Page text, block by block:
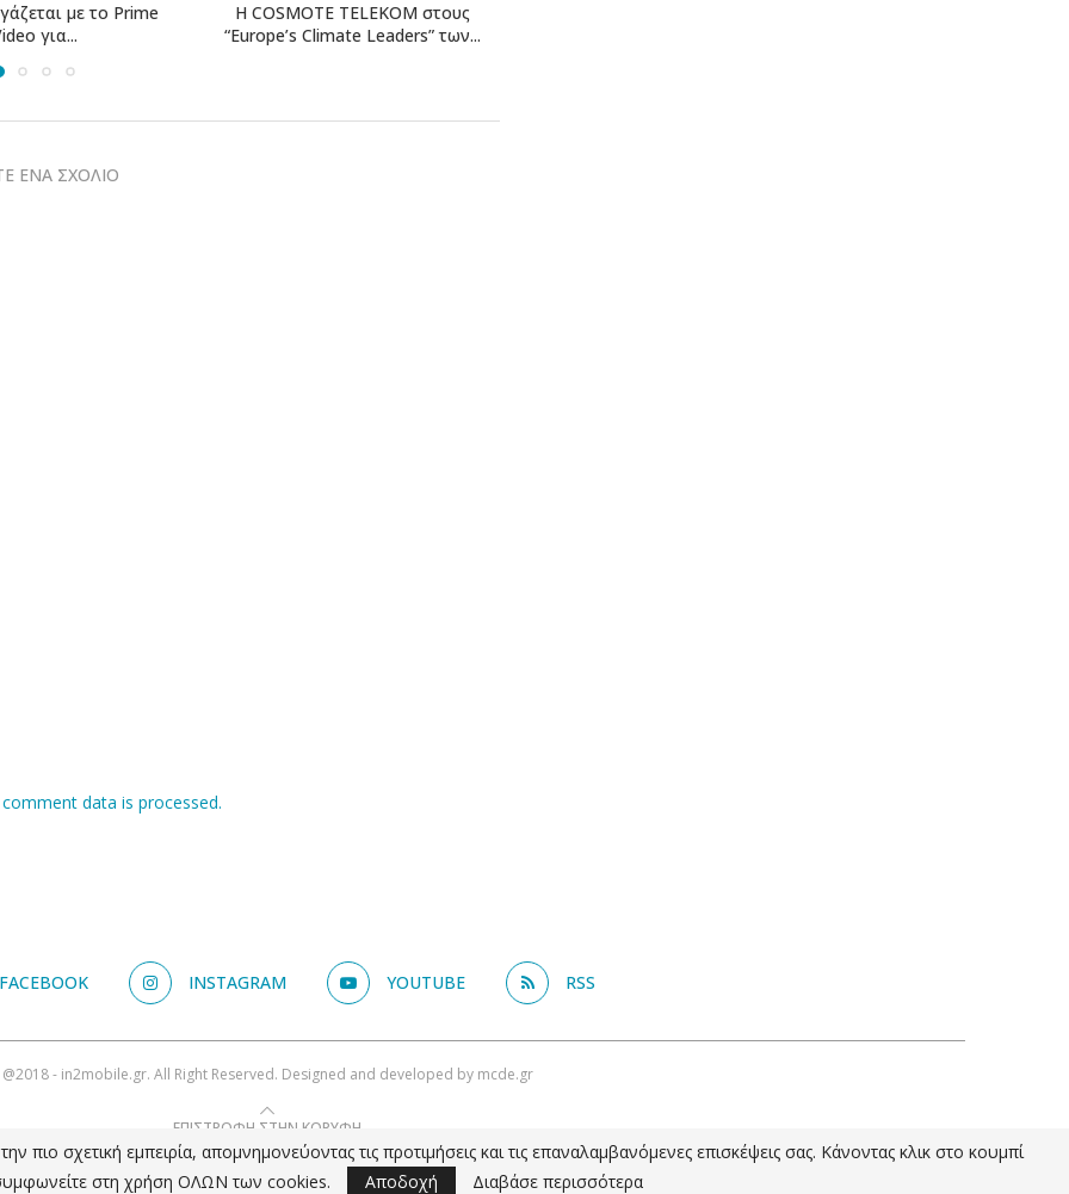
TELEKOM στους
Leaders” των...
Η Revolut Bank λαμβάνει την
έγκριση της Τράπεζας...
ΕΝΑ ΣΧΟΛΙΟ
data is processed.
FACEBOOK INSTAGRAM YOUTUBE RSS
@2018 - in2mobile.gr. All Right Reserved. Designed and developed by mcde.gr
ΕΠΙΣΤΡΟΦΗ ΣΤΗΝ ΚΟΡΥΦΗ
σχετική εμπειρία, απομνημονεύοντας τις προτιμήσεις και τις επαναλαμβανόμενες επισκέψεις σας. Κάνοντας κλικ στο κουμπί
στη χρήση ΟΛΩΝ των cookies.
Αποδοχή Διαβάσε περισσότερα